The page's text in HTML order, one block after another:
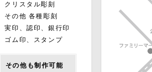
クリスタル彫刻
その他 各種彫刻
実印、認印、銀行印
ゴム印、スタンプ
その他も制作可能